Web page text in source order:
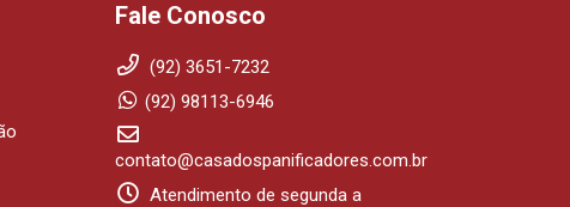
Fale Conosco
(92) 3651-7232
(92) 98113-6946
contato@casadospanificadores.com.br
Atendimento de segunda a